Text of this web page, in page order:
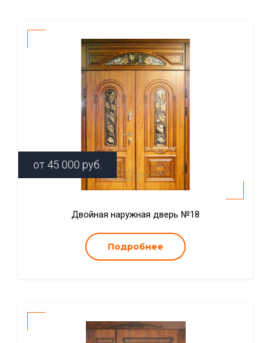
от 45 000 руб.
Двойная наружная дверь №18
Подробнее